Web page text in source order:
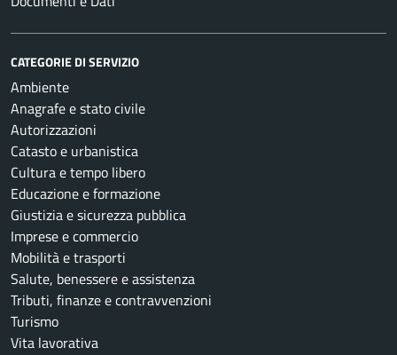
CATEGORIE DI SERVIZIO
Ambiente
Anagrafe e stato civile
Autorizzazioni
Catasto e urbanistica
Cultura e tempo libero
Educazione e formazione
Giustizia e sicurezza pubblica
Imprese e commercio
Mobilità e trasporti
Salute, benessere e assistenza
Tributi, finanze e contravvenzioni
Turismo
Vita lavorativa